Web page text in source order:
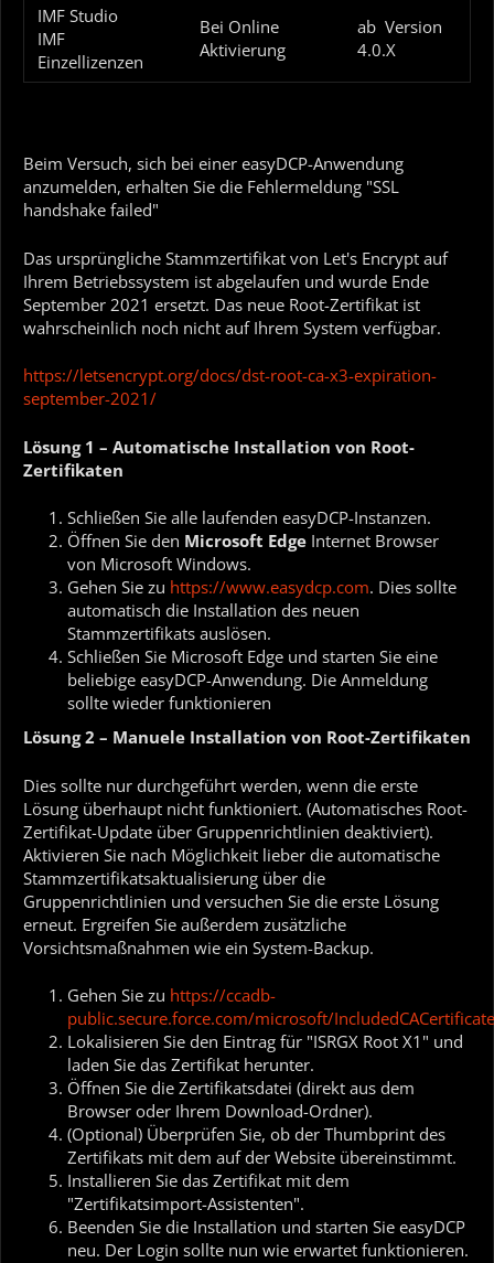
IMF Studio
IMF
Einzellizenzen
Bei Online
Aktivierung
ab Version
4.0.X
Beim Versuch, sich bei einer easyDCP-Anwendung
anzumelden, erhalten Sie die Fehlermeldung "SSL
handshake failed"
Das ursprüngliche Stammzertifikat von Let's Encrypt auf
Ihrem Betriebssystem ist abgelaufen und wurde Ende
September 2021 ersetzt. Das neue Root-Zertifikat ist
wahrscheinlich noch nicht auf Ihrem System verfügbar.
https://letsencrypt.org/docs/dst-root-ca-x3-expiration-
september-2021/
Lösung 1 – Automatische Installation von Root-
Zertifikaten
Schließen Sie alle laufenden easyDCP-Instanzen.
Öffnen Sie den Microsoft Edge Internet Browser
von Microsoft Windows.
Gehen Sie zu https://www.easydcp.com. Dies sollte
automatisch die Installation des neuen
Stammzertifikats auslösen.
Schließen Sie Microsoft Edge und starten Sie eine
beliebige easyDCP-Anwendung. Die Anmeldung
sollte wieder funktionieren
Lösung 2 – Manuele Installation von Root-Zertifikaten
Dies sollte nur durchgeführt werden, wenn die erste
Lösung überhaupt nicht funktioniert. (Automatisches Root-
Zertifikat-Update über Gruppenrichtlinien deaktiviert).
Aktivieren Sie nach Möglichkeit lieber die automatische
Stammzertifikatsaktualisierung über die
Gruppenrichtlinien und versuchen Sie die erste Lösung
erneut. Ergreifen Sie außerdem zusätzliche
Vorsichtsmaßnahmen wie ein System-Backup.
Gehen Sie zu https://ccadb-
public.secure.force.com/microsoft/
Lokalisieren Sie den Eintrag für "ISRGX Root X1" und
laden Sie das Zertifikat herunter.
Öffnen Sie die Zertifikatsdatei (direkt aus dem
Browser oder Ihrem Download-Ordner).
(Optional) Überprüfen Sie, ob der Thumbprint des
Zertifikats mit dem auf der Website übereinstimmt.
Installieren Sie das Zertifikat mit dem
"Zertifikatsimport-Assistenten".
Beenden Sie die Installation und starten Sie easyDCP
neu. Der Login sollte nun wie erwartet funktionieren.